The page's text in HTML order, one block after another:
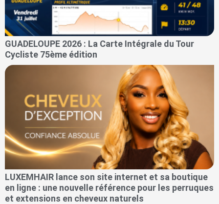
GUADELOUPE 2026 : La Carte Intégrale du Tour
Cycliste 75ème édition
LUXEMHAIR lance son site internet et sa boutique
en ligne : une nouvelle référence pour les perruques
et extensions en cheveux naturels